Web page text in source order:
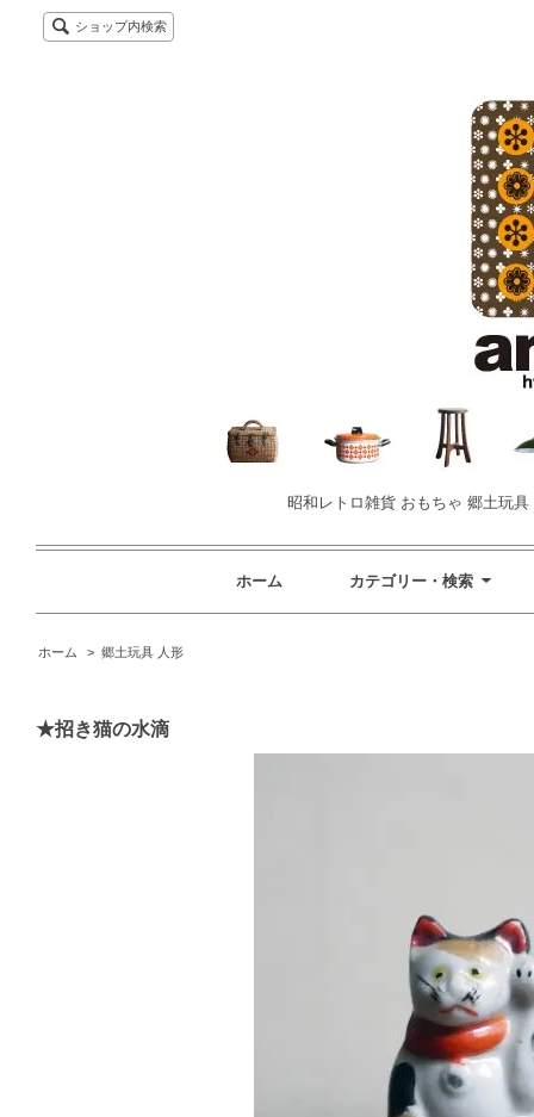
ショップ内検索
昭和レトロ雑貨 おもちゃ 郷土玩
ホーム カテゴリー・検索
ホーム > 郷土玩具 人形
★招き猫の水滴